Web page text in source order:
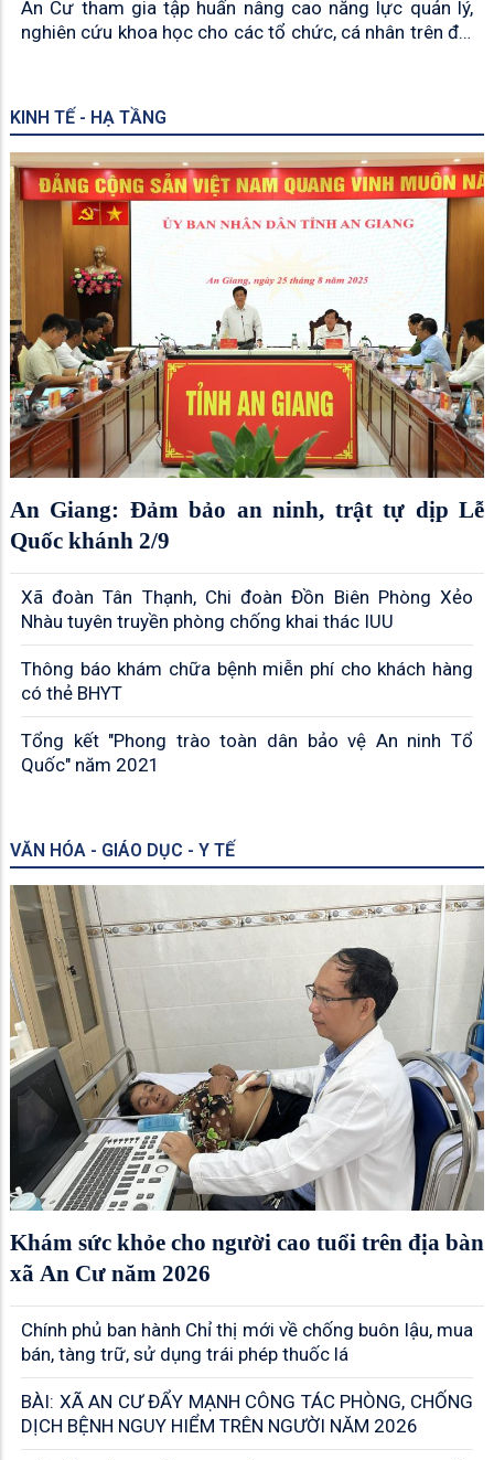
An Cư tham gia tập huấn nâng cao năng lực quản lý,
nghiên cứu khoa học cho các tổ chức, cá nhân trên địa
KINH TẾ - HẠ TẦNG
An Giang: Đảm bảo an ninh, trật tự dịp Lễ
Quốc khánh 2/9
Xã đoàn Tân Thạnh, Chi đoàn Đồn Biên Phòng Xẻo
Nhàu tuyên truyền phòng chống khai thác IUU
Thông báo khám chữa bệnh miễn phí cho khách hàng
có thẻ BHYT
Tổng kết "Phong trào toàn dân bảo vệ An ninh Tổ
Quốc" năm 2021
VĂN HÓA - GIÁO DỤC - Y TẾ
Khám sức khỏe cho người cao tuổi trên địa bàn
xã An Cư năm 2026
Chính phủ ban hành Chỉ thị mới về chống buôn lậu, mua
bán, tàng trữ, sử dụng trái phép thuốc lá
BÀI: XÃ AN CƯ ĐẨY MẠNH CÔNG TÁC PHÒNG, CHỐNG
DỊCH BỆNH NGUY HIỂM TRÊN NGƯỜI NĂM 2026